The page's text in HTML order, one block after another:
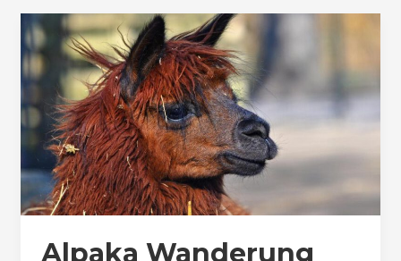
Alpaka Wanderung